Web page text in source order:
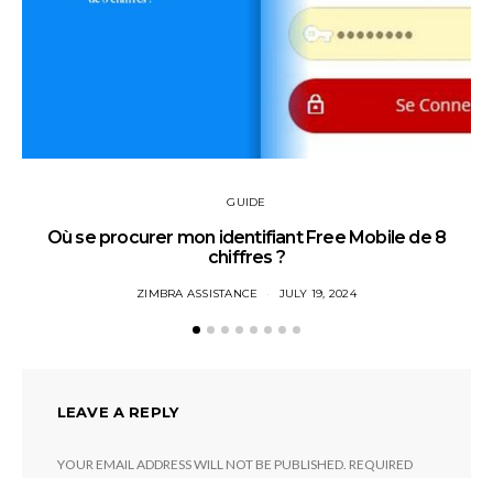
GUIDE
Où se procurer mon identifiant Free Mobile de 8
chiffres ?
ZIMBRA ASSISTANCE JULY 19, 2024
LEAVE A REPLY
YOUR EMAIL ADDRESS WILL NOT BE PUBLISHED. REQUIRED